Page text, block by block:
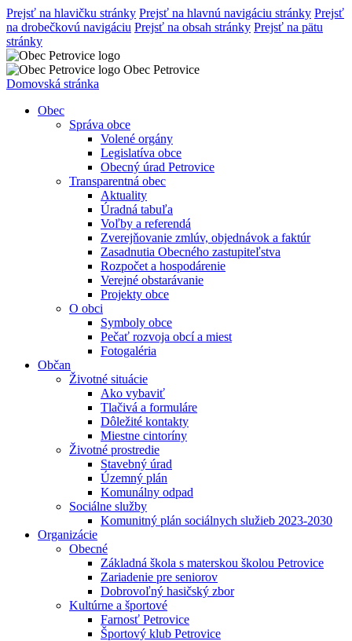
Prejsť na hlavičku stránky Prejsť na hlavnú navigáciu stránky Prejsť
na drobečkovú navigáciu Prejsť na obsah stránky Prejsť na pätu
stránky
Obec Petrovice
Domovská stránka
Obec
Správa obce
Volené orgány
Legislatíva obce
Obecný úrad Petrovice
Transparentná obec
Aktuality
Úradná tabuľa
Voľby a referendá
Zverejňovanie zmlúv, objednávok a faktúr
Zasadnutia Obecného zastupiteľstva
Rozpočet a hospodárenie
Verejné obstarávanie
Projekty obce
O obci
Symboly obce
Pečať rozvoja obcí a miest
Fotogaléria
Občan
Životné situácie
Ako vybaviť
Tlačivá a formuláre
Dôležité kontakty
Miestne cintoríny
Životné prostredie
Stavebný úrad
Územný plán
Komunálny odpad
Sociálne služby
Komunitný plán sociálnych služieb 2023-2030
Organizácie
Obecné
Základná škola s materskou školou Petrovice
Zariadenie pre seniorov
Dobrovoľný hasičský zbor
Kultúrne a športové
Farnosť Petrovice
Športový klub Petrovice